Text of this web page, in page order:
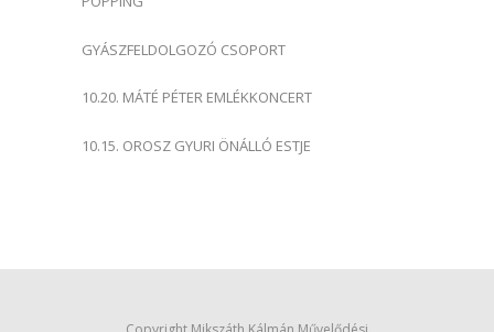
GYÁSZFELDOLGOZÓ CSOPORT
10.20. MÁTÉ PÉTER EMLÉKKONCERT
10.15. OROSZ GYURI ÖNÁLLÓ ESTJE